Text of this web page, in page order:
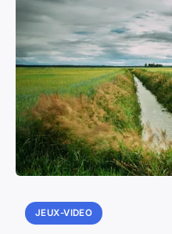
JEUX-VIDEO